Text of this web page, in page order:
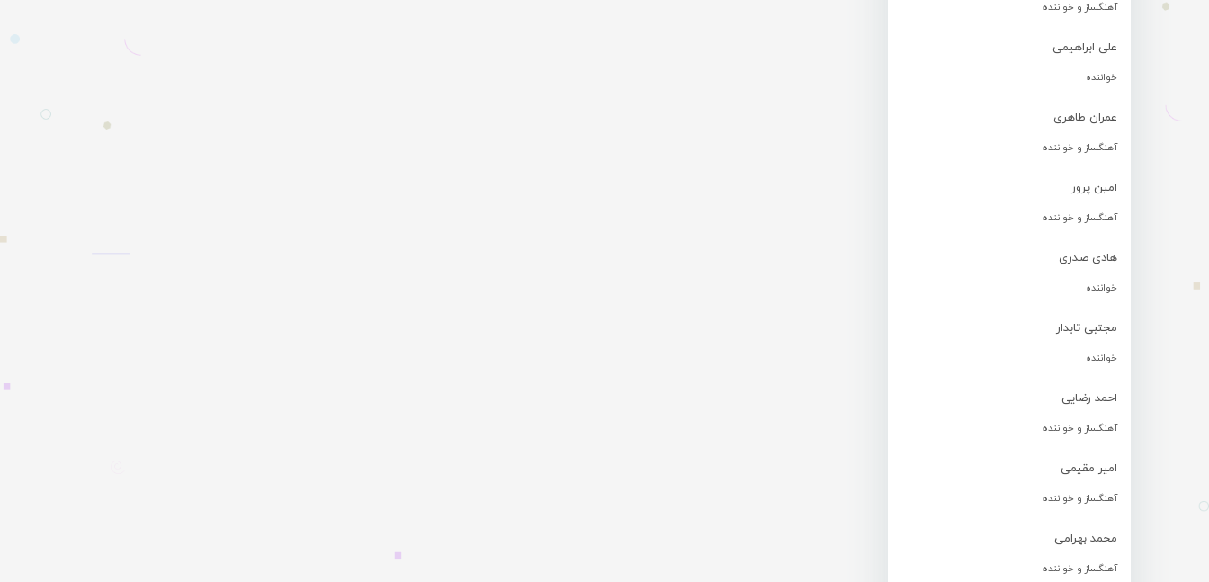
آهنگساز و خواننده
علی ابراهیمی
خواننده
عمران طاهری
آهنگساز و خواننده
امین پرور
آهنگساز و خواننده
هادی صدری
خواننده
مجتبی تابدار
خواننده
احمد رضایی
آهنگساز و خواننده
امیر مقیمی
آهنگساز و خواننده
محمد بهرامی
آهنگساز و خواننده